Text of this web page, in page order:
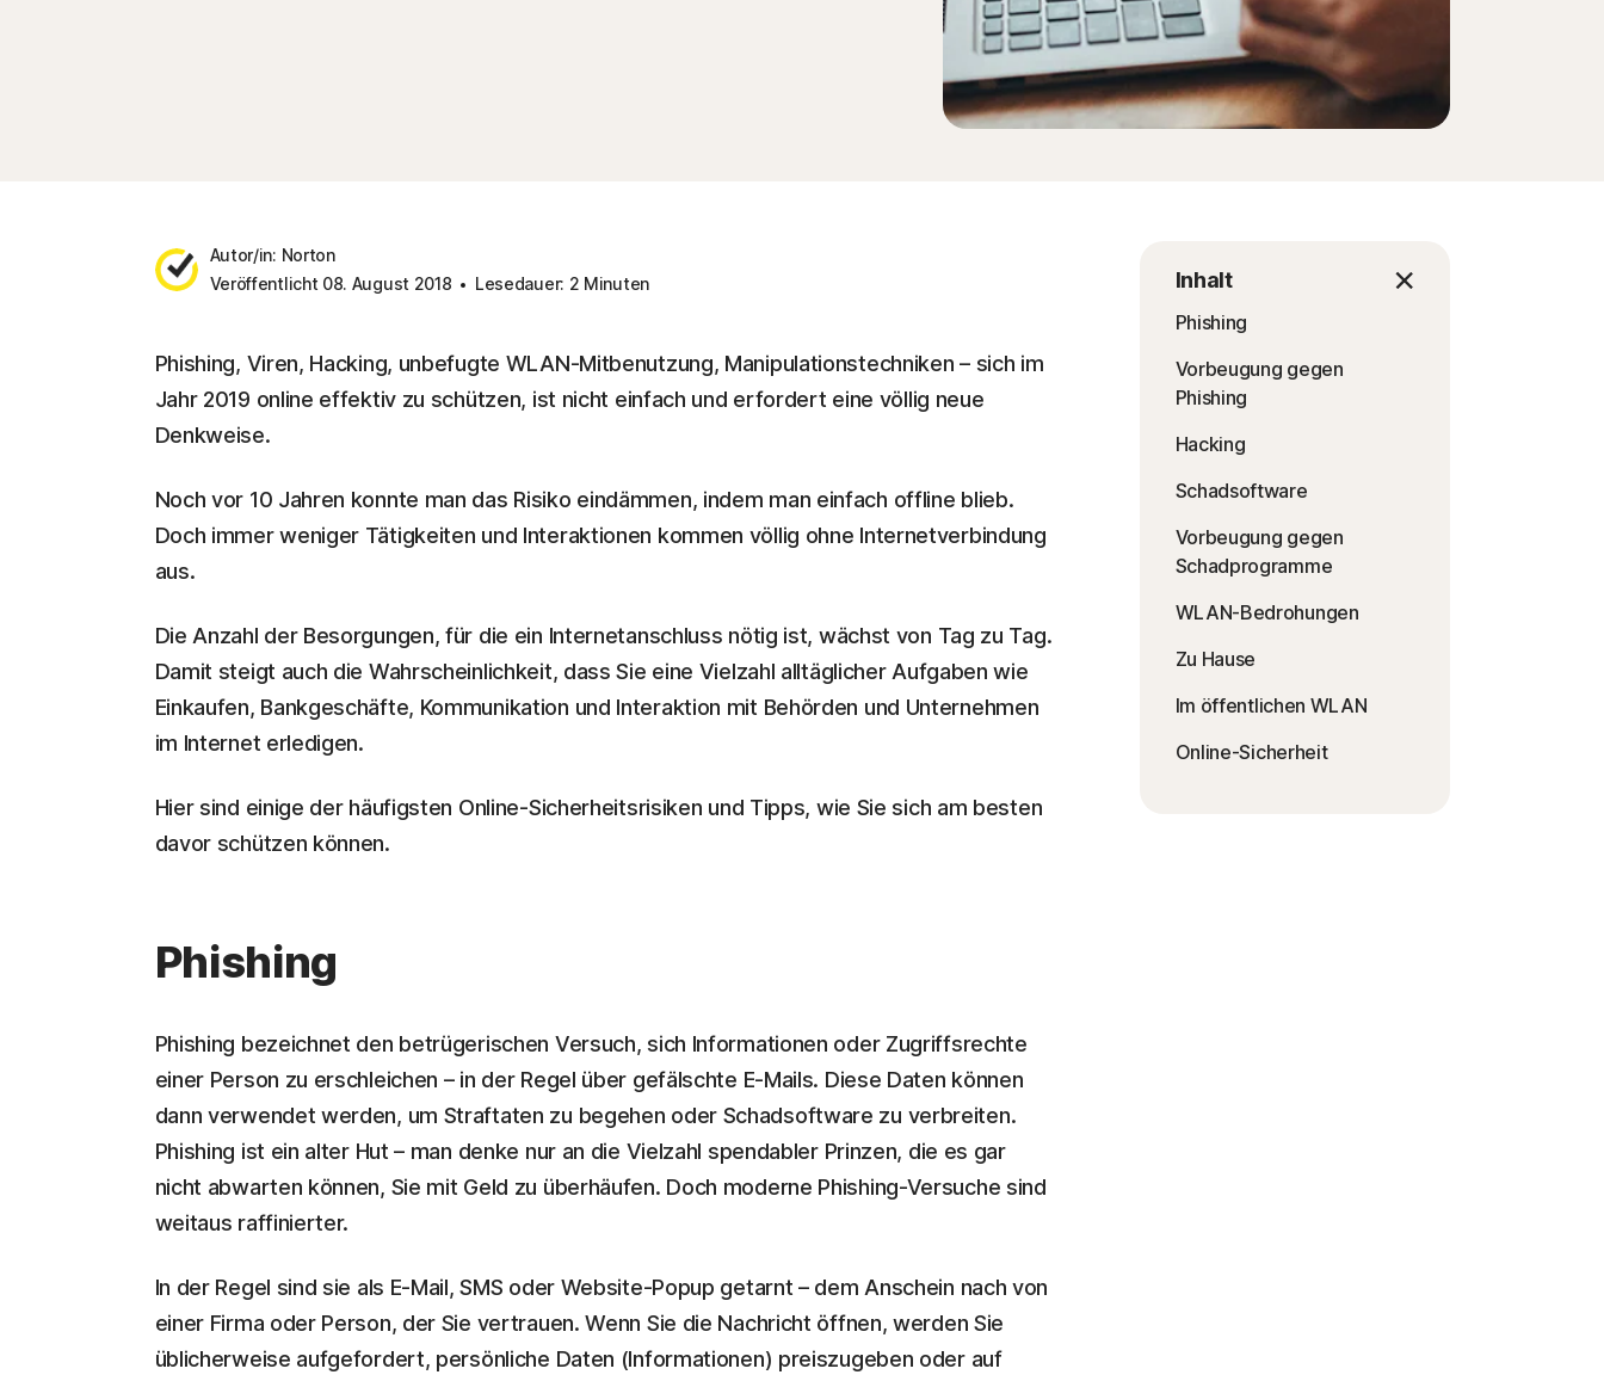
Autor/in: Norton
Veröffentlicht 08. August 2018
Lesedauer: 2 Minuten Inhalt
Phishing
Vorbeugung gegen
Phishing
Hacking
Schadsoftware
Vorbeugung gegen
Schadprogramme
WLAN-Bedrohungen
Zu Hause
Im öffentlichen WLAN
Online-Sicherheit
Phishing, Viren, Hacking, unbefugte WLAN-Mitbenutzung, Manipulationstechniken – sich im
Jahr 2019 online effektiv zu schützen, ist nicht einfach und erfordert eine völlig neue
Denkweise.
Noch vor 10 Jahren konnte man das Risiko eindämmen, indem man einfach offline blieb.
Doch immer weniger Tätigkeiten und Interaktionen kommen völlig ohne Internetverbindung
aus.
Die Anzahl der Besorgungen, für die ein Internetanschluss nötig ist, wächst von Tag zu Tag.
Damit steigt auch die Wahrscheinlichkeit, dass Sie eine Vielzahl alltäglicher Aufgaben wie
Einkaufen, Bankgeschäfte, Kommunikation und Interaktion mit Behörden und Unternehmen
im Internet erledigen.
Hier sind einige der häufigsten Online-Sicherheitsrisiken und Tipps, wie Sie sich am besten
davor schützen können.
Phishing
Phishing bezeichnet den betrügerischen Versuch, sich Informationen oder Zugriffsrechte
einer Person zu erschleichen – in der Regel über gefälschte E-Mails. Diese Daten können
dann verwendet werden, um Straftaten zu begehen oder Schadsoftware zu verbreiten.
Phishing ist ein alter Hut – man denke nur an die Vielzahl spendabler Prinzen, die es gar
nicht abwarten können, Sie mit Geld zu überhäufen. Doch moderne Phishing-Versuche sind
weitaus raffinierter.
In der Regel sind sie als E-Mail, SMS oder Website-Popup getarnt – dem Anschein nach von
einer Firma oder Person, der Sie vertrauen. Wenn Sie die Nachricht öffnen, werden Sie
üblicherweise aufgefordert, persönliche Daten (Informationen) preiszugeben oder auf